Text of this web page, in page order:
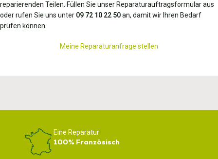
reparierenden Teilen. Füllen Sie unser Reparaturauftragsformular aus
oder rufen Sie uns unter 09 72 10 22 50an, damit wir Ihren Bedarf
prüfen können.
Meine Reparaturanfrage stellen
Eine Reparatur
100% Französisch